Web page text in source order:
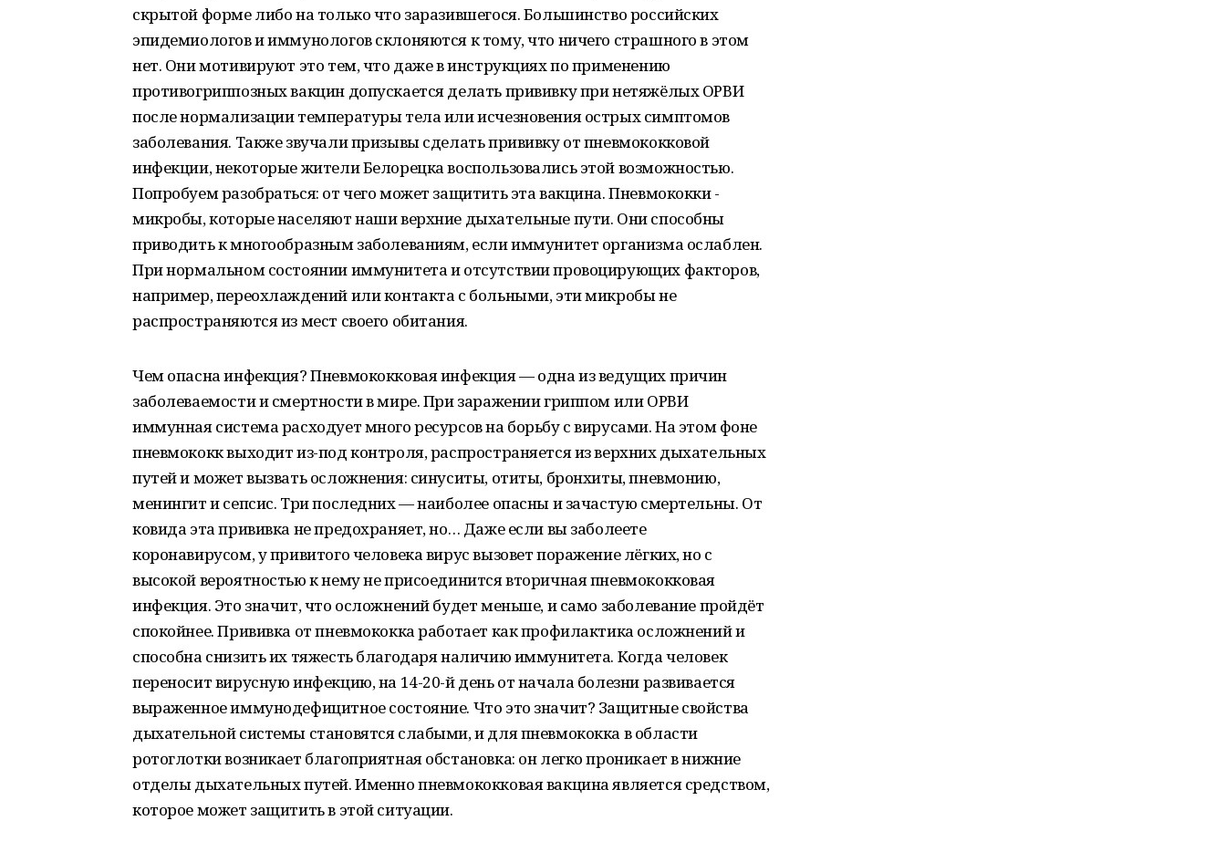
скрытой форме либо на только что заразившегося. Большинство российских
эпидемиологов и иммунологов склоняются к тому, что ничего страшного в этом
нет. Они мотивируют это тем, что даже в инструкциях по применению
противогриппозных вакцин допускается делать прививку при нетяжёлых ОРВИ
после нормализации температуры тела или исчезновения острых симптомов
заболевания. Также звучали призывы сделать прививку от пневмококковой
инфекции, некоторые жители Белорецка воспользовались этой возможностью.
Попробуем разобраться: от чего может защитить эта вакцина. Пневмококки -
микробы, которые населяют наши верхние дыхательные пути. Они способны
приводить к многообразным заболеваниям, если иммунитет организма ослаблен.
При нормальном состоянии иммунитета и отсутствии провоцирующих факторов,
например, переохлаждений или контакта с больными, эти микробы не
распространяются из мест своего обитания.
Чем опасна инфекция? Пневмококковая инфекция — одна из ведущих причин
заболеваемости и смертности в мире. При заражении гриппом или ОРВИ
иммунная система расходует много ресурсов на борьбу с вирусами. На этом фоне
пневмококк выходит из-под контроля, распространяется из верхних дыхательных
путей и может вызвать осложнения: синуситы, отиты, бронхиты, пневмонию,
менингит и сепсис. Три последних — наиболее опасны и зачастую смертельны. От
ковида эта прививка не предохраняет, но… Даже если вы заболеете
коронавирусом, у привитого человека вирус вызовет поражение лёгких, но с
высокой вероятностью к нему не присоединится вторичная пневмококковая
инфекция. Это значит, что осложнений будет меньше, и само заболевание пройдёт
спокойнее. Прививка от пневмококка работает как профилактика осложнений и
способна снизить их тяжесть благодаря наличию иммунитета. Когда человек
переносит вирусную инфекцию, на 14-20-й день от начала болезни развивается
выраженное иммунодефицитное состояние. Что это значит? Защитные свойства
дыхательной системы становятся слабыми, и для пневмококка в области
ротоглотки возникает благоприятная обстановка: он легко проникает в нижние
отделы дыхательных путей. Именно пневмококковая вакцина является средством,
которое может защитить в этой ситуации.